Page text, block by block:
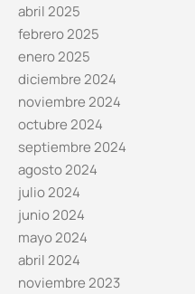
abril 2025
febrero 2025
enero 2025
diciembre 2024
noviembre 2024
octubre 2024
septiembre 2024
agosto 2024
julio 2024
junio 2024
mayo 2024
abril 2024
noviembre 2023